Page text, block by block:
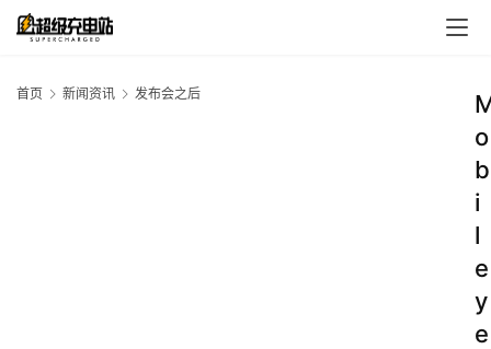
首页 新闻资讯 发布会之后
o
b
i
l
e
y
e